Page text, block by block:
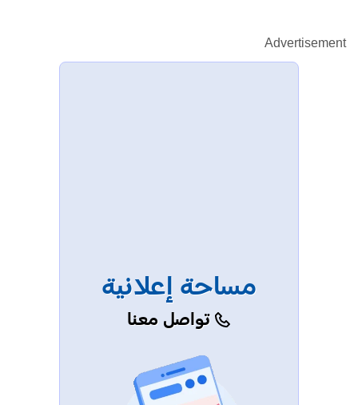
Advertisement
مساحة إعلانية
تواصل معنا